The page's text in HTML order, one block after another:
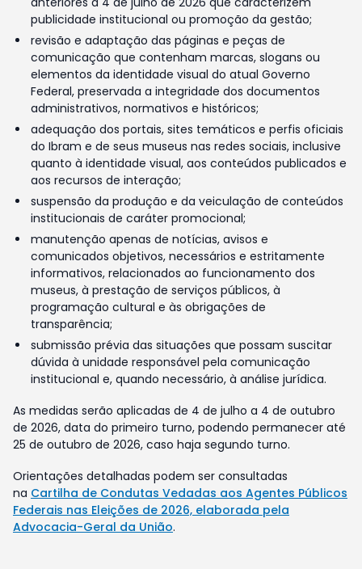
publicidade institucional ou promoção da gestão;
revisão e adaptação das páginas e peças de
comunicação que contenham marcas, slogans ou
elementos da identidade visual do atual Governo
Federal, preservada a integridade dos documentos
administrativos, normativos e históricos;
adequação dos portais, sites temáticos e perfis oficiais
do Ibram e de seus museus nas redes sociais, inclusive
quanto à identidade visual, aos conteúdos publicados e
aos recursos de interação;
suspensão da produção e da veiculação de conteúdos
institucionais de caráter promocional;
manutenção apenas de notícias, avisos e
comunicados objetivos, necessários e estritamente
informativos, relacionados ao funcionamento dos
museus, à prestação de serviços públicos, à
programação cultural e às obrigações de
transparência;
submissão prévia das situações que possam suscitar
dúvida à unidade responsável pela comunicação
institucional e, quando necessário, à análise jurídica.
As medidas serão aplicadas de 4 de julho a 4 de outubro
de 2026, data do primeiro turno, podendo permanecer até
25 de outubro de 2026, caso haja segundo turno.
Orientações detalhadas podem ser consultadas
na Cartilha de Condutas Vedadas aos Agentes Públicos
Federais nas Eleições de 2026, elaborada pela
Advocacia-Geral da União.